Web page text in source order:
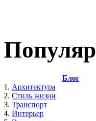
Блог
1. Архитектура
2. Стиль жизни
3. Транспорт
4. Интерьер